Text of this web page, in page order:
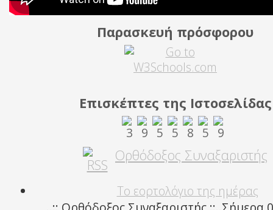
Παρασκευή πρόσφορου
Επισκέπτες της Ιστοσελίδας
Ορθόδοξος Συναξαριστής
Το εορτολόγιο της ημέρας